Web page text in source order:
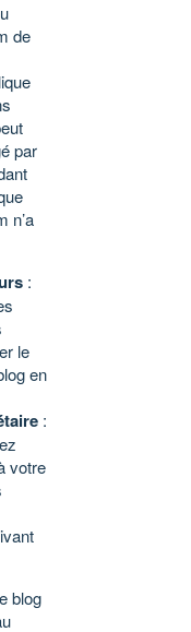
de
par
n’a
:
le
en
:
votre
blog